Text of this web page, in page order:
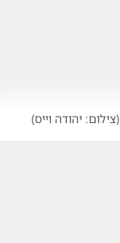
(צילום: יהודה וייס)